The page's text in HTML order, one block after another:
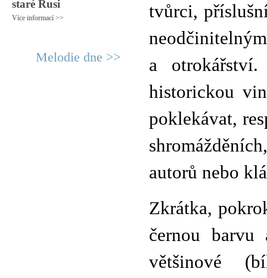
staré Rusi
Více informací >>
Melodie dne >>
tvůrci,
a
historickou
poklekávat,
autorů nebo
Zkrátka,
černou barvu
většinové